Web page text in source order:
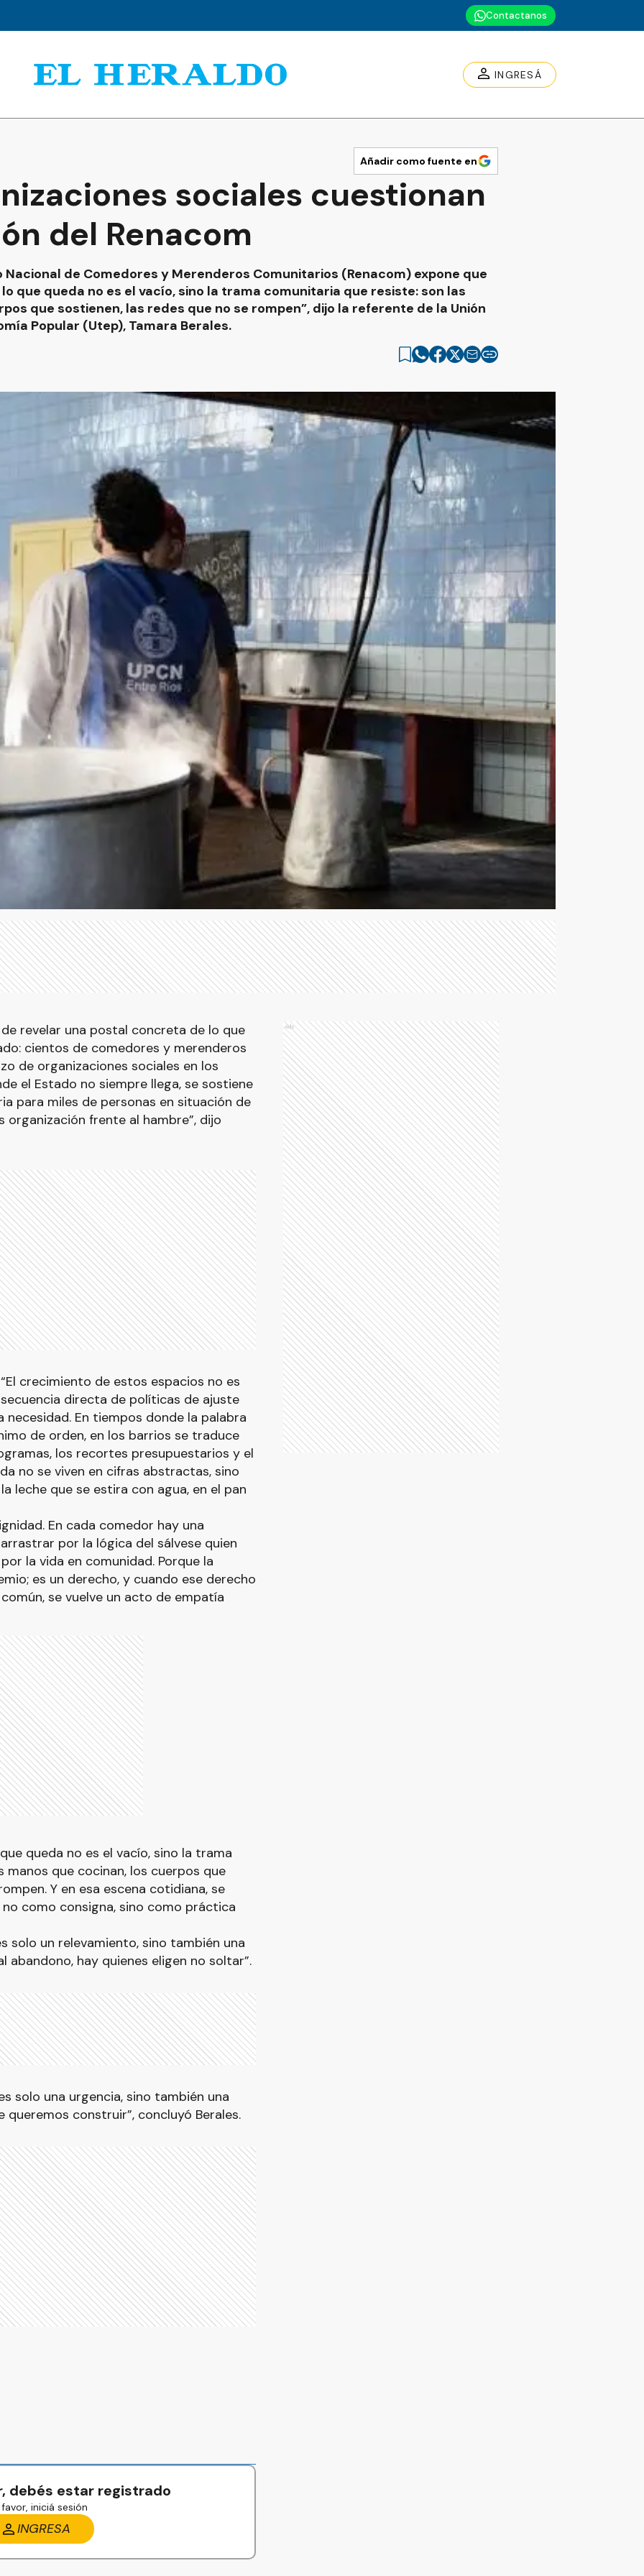
Contactanos
INGRESÁ
Añadir como fuente en
sociales cuestionan
del Renacom
de Comedores y Merenderos Comunitarios (Renacom) expone que
que queda no es el vacío, sino la trama comunitaria que resiste: son las
que sostienen, las redes que no se rompen”, dijo la referente de la Unión
Popular (Utep), Tamara Berales.
revelar una postal concreta de lo que
cientos de comedores y merenderos
de organizaciones sociales en los
el Estado no siempre llega, se sostiene
para miles de personas en situación de
organización frente al hambre”, dijo
crecimiento de estos espacios no es
directa de políticas de ajuste
necesidad. En tiempos donde la palabra
de orden, en los barrios se traduce
los recortes presupuestarios y el
no se viven en cifras abstractas, sino
leche que se estira con agua, en el pan
En cada comedor hay una
por la lógica del sálvese quien
la vida en comunidad. Porque la
es un derecho, y cuando ese derecho
se vuelve un acto de empatía
queda no es el vacío, sino la trama
que cocinan, los cuerpos que
Y en esa escena cotidiana, se
como consigna, sino como práctica
solo un relevamiento, sino también una
hay quienes eligen no soltar”.
solo una urgencia, sino también una
construir”, concluyó Berales.
debés estar registrado
iniciá sesión
INGRESA
Ads